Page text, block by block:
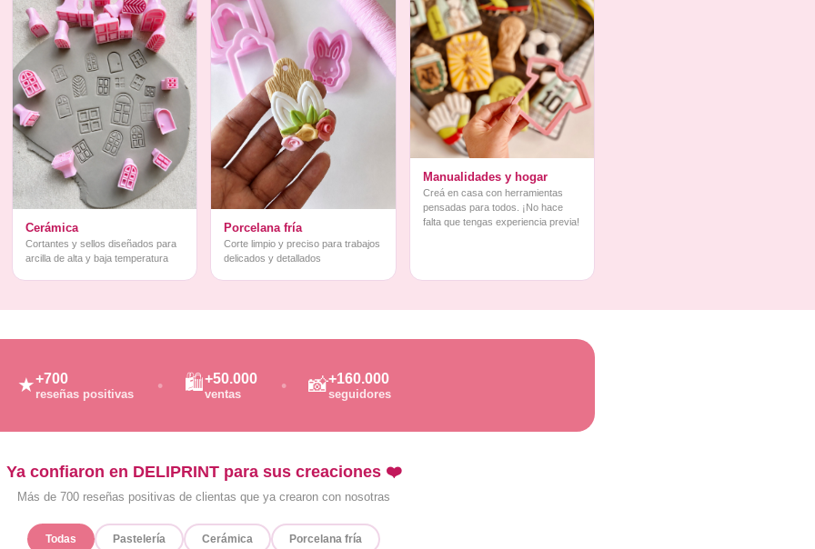
Cerámica
Cortantes y sellos diseñados para
arcilla de alta y baja temperatura
Porcelana fría
Corte limpio y preciso para trabajos
delicados y detallados
Manualidades y hogar
Creá en casa con herramientas
pensadas para todos. ¡No hace
falta que tengas experiencia previa!
★+700
reseñas positivas 🛍️+50.000
ventas 📸+160.000
seguidores
Ya confiaron en DELIPRINT para sus creaciones ❤️
Más de 700 reseñas positivas de clientas que ya crearon con nosotras
Todas Pastelería Cerámica Porcelana fría